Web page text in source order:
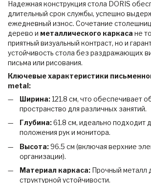
Надежная конструкция стола DORIS
длительный срок службы, успешно
ежедневный износ. Сочетание
дерево и металлического каркаса не
приятный визуальный контраст, но и
устойчивость стола без раздражающих
письма или рисования.
Ключевые характеристики
metal:
Ширина:121.8 см, что обеспечивает
пространство для различных занятий.
Глубина:61.8 см, идеально подходит
положения рук и монитора.
Высота:96.5 см (включая верхние
организации).
Материал каркаса: Прочный металл
структурной устойчивости.